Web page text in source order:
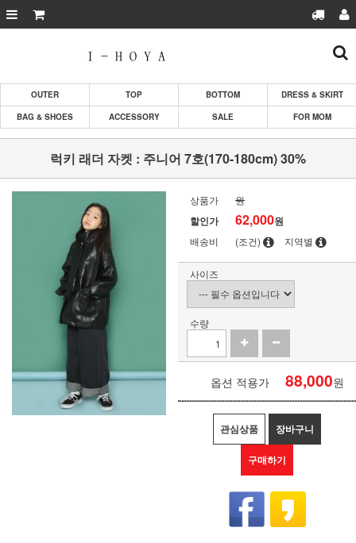
OUTER TOP BOTTOM
DRESS & SKIRT
BAG & SHOES
ACCESSORY SALE FOR MOM
럭키 래더 자켓 : 주니어 7호(170-180cm) 30%
상품가 원
할인가 62,000원
배송비 (조건) 지역별
사이즈
수량
옵션 적용가 88,000원
관심상품 장바구니
구매하기